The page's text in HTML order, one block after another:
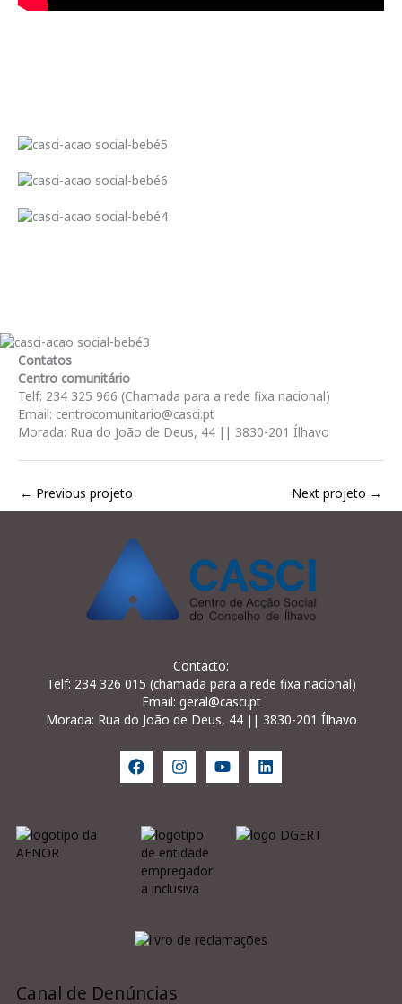
Contatos
Centro comunitário
Telf: 234 325 966 (Chamada para a rede fixa nacional)
Email: centrocomunitario@casci.pt
Morada: Rua do João de Deus, 44 || 3830-201 Ílhavo
← Previous projeto Next projeto →
Contacto:
Telf: 234 326 015 (chamada para a rede fixa nacional)
Email: geral@casci.pt
Morada: Rua do João de Deus, 44 || 3830-201 Ílhavo
Canal de Denúncias